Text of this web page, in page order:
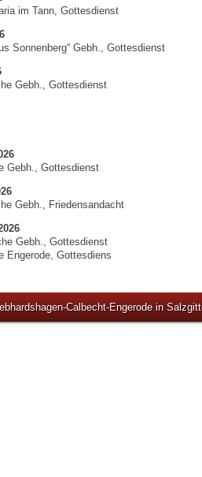
im Tann, Gottesdienst
Sonnenberg“ Gebh., Gottesdienst
Gebh., Gottesdienst
Gebh., Gottesdienst
Gebh., Friedensandacht
Gebh., Gottesdienst
Engerode, Gottesdiens
Calbecht-Engerode in